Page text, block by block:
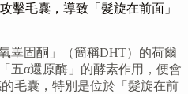
擊毛囊，導致「髮旋在前面」
睪固酮」（簡稱DHT）的荷爾
五α還原酶」的酵素作用，便會
毛囊，特別是位於「髮旋在前